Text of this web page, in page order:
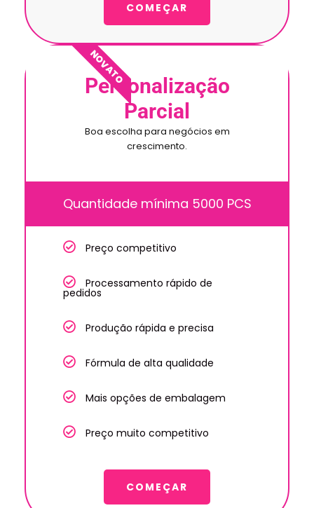
COMEÇAR
NOVATO
Personalização
Parcial
Boa escolha para negócios em
crescimento.
Quantidade mínima 5000 PCS
Preço competitivo
Processamento rápido de
pedidos
Produção rápida e precisa
Fórmula de alta qualidade
Mais opções de embalagem
Preço muito competitivo
COMEÇAR